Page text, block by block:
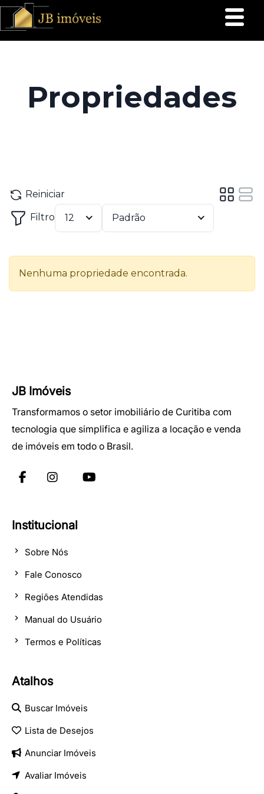
JB Imóveis
Transformamos o setor imobiliário de Curitiba com
tecnologia que simplifica e agiliza a locação e venda
de imóveis em todo o Brasil.
Institucional
Sobre Nós
Fale Conosco
Regiões Atendidas
Manual do Usuário
Termos e Políticas
Atalhos
Buscar Imóveis
Lista de Desejos
Anunciar Imóveis
Avaliar Imóveis